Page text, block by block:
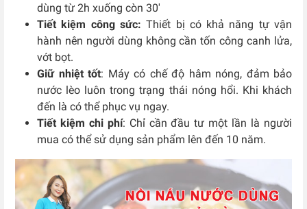
dùng từ 2h xuống còn 30′
Tiết kiệm công sức:Thiết bị có khả năng tự vận
hành nên người dùng không cần tốn công canh lửa,
vớt bọt.
Giữ nhiệt tốt: Máy có chế độ hâm nóng, đảm bảo
nước lèo luôn trong trạng thái nóng hổi. Khi khách
đến là có thể phục vụ ngay.
Tiết kiệm chi phí: Chỉ cần đầu tư một lần là người
mua có thể sử dụng sản phẩm lên đến 10 năm.